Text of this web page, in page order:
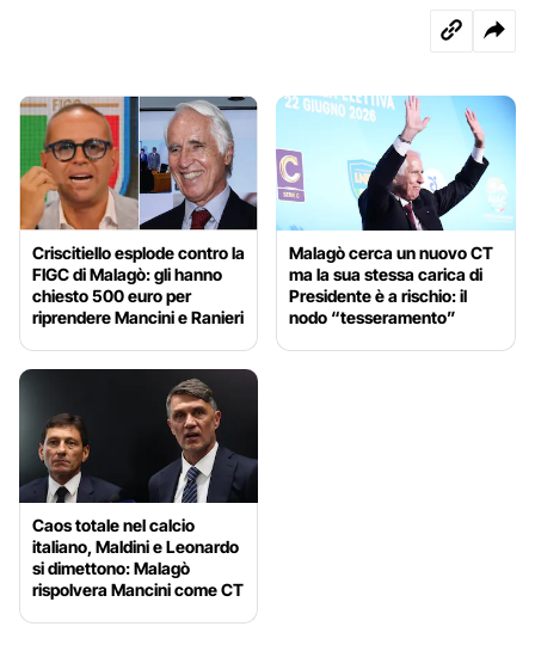
Criscitiello esplode contro la
FIGC di Malagò: gli hanno
chiesto 500 euro per
riprendere Mancini e Ranieri
Malagò cerca un nuovo CT
ma la sua stessa carica di
Presidente è a rischio: il
nodo “tesseramento”
Caos totale nel calcio
italiano, Maldini e Leonardo
si dimettono: Malagò
rispolvera Mancini come CT